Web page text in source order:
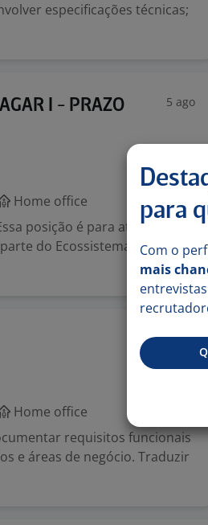
especificações técnicas;
I - PRAZO
5 ago
Home office
posição é para atuar na
do Ecossistema Ânima, o
29 jul
Home office
requisitos funcionais
e áreas de negócio. Traduzir
para
Com o
mais